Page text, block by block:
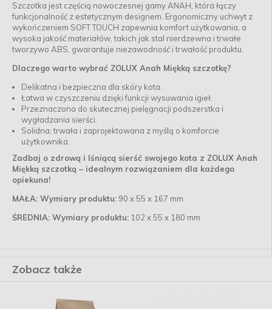
Szczotka jest częścią nowoczesnej gamy ANAH, która łączy
funkcjonalność z estetycznym designem. Ergonomiczny uchwyt z
wykończeniem SOFT TOUCH zapewnia komfort użytkowania, a
wysoka jakość materiałów, takich jak stal nierdzewna i trwałe
tworzywo ABS, gwarantuje niezawodność i trwałość produktu.
Dlaczego warto wybrać ZOLUX Anah Miękką szczotkę?
Delikatna i bezpieczna dla skóry kota.
Łatwa w czyszczeniu dzięki funkcji wysuwania igieł.
Przeznaczona do skutecznej pielęgnacji podszerstka i
wygładzania sierści.
Solidna, trwała i zaprojektowana z myślą o komforcie
użytkownika.
Zadbaj o zdrową i lśniącą sierść swojego kota z ZOLUX Anah
Miękką szczotką – idealnym rozwiązaniem dla każdego
opiekuna!
MAŁA: Wymiary produktu: 90 x 55 x 167 mm
ŚREDNIA: Wymiary produktu: 102 x 55 x 180 mm
Zobacz także